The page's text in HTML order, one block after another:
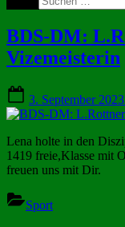
form
nach:
Deutsche
BDS-DM:
Vizemeisterin
on
3. September 2023
Lena holte in den
1419 freie,Klasse mit
freuen uns mit Dir.
Sport